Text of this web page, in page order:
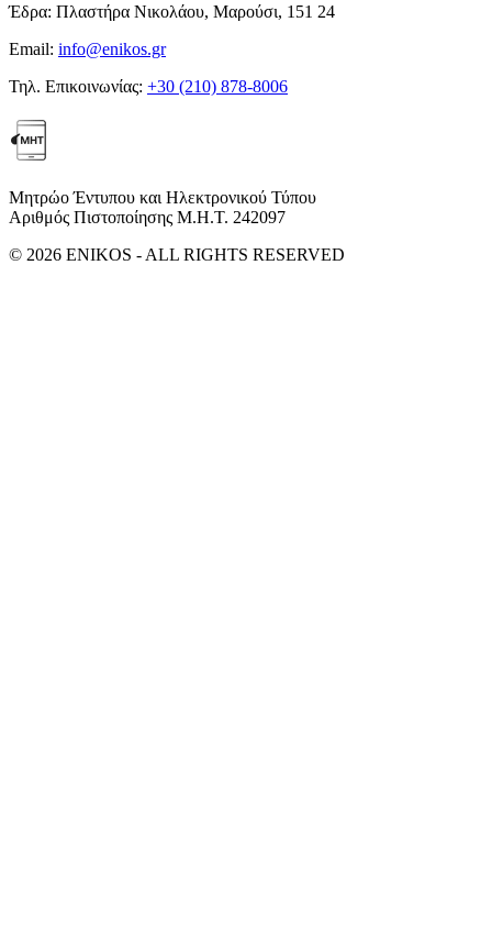
Έδρα: Πλαστήρα Νικολάου, Μαρούσι, 151 24
Email: info@enikos.gr
Τηλ. Επικοινωνίας: +30 (210) 878-8006
Μητρώο Έντυπου και Ηλεκτρονικού Τύπου
Αριθμός Πιστοποίησης Μ.Η.Τ. 242097
© 2026 ENIKOS - ALL RIGHTS RESERVED